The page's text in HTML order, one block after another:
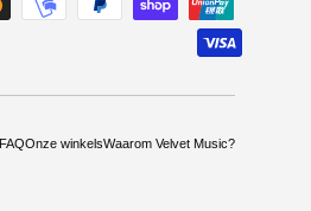
FAQOnze winkelsWaarom Velvet Music?